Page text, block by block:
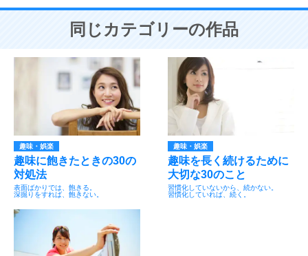
同じカテゴリーの作品
趣味・娯楽
趣味に飽きたときの30の
対処法
表面ばかりでは、飽きる。
深掘りをすれば、飽きない。
趣味・娯楽
趣味を長く続けるために
大切な30のこと
習慣化していないから、続かない。
習慣化していれば、続く。